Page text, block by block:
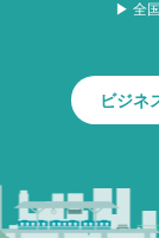
▶ 全
ビジネ